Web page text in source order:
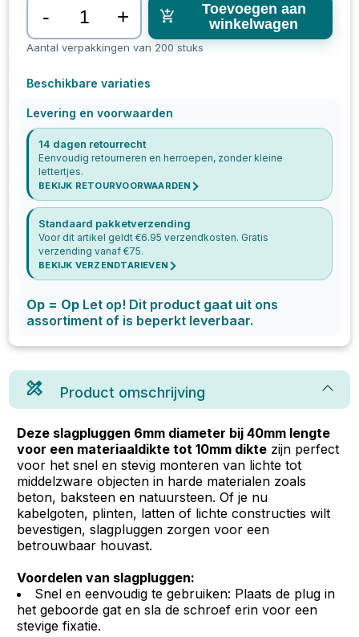
- +
Toevoegen aan
winkelwagen
Aantal verpakkingen van 200 stuks
Beschikbare variaties
Levering en voorwaarden
14 dagen retourrecht
Eenvoudig retourneren en herroepen, zonder kleine
lettertjes.
BEKIJK RETOURVOORWAARDEN
Standaard pakketverzending
Voor dit artikel geldt €6.95 verzendkosten. Gratis
verzending vanaf €75.
BEKIJK VERZENDTARIEVEN
Op = Op Let op! Dit product gaat uit ons
assortiment of is beperkt leverbaar.
Product omschrijving
Deze slagpluggen 6mm diameter bij 40mm lengte
voor een materiaaldikte tot 10mm dikte zijn perfect
voor het snel en stevig monteren van lichte tot
middelzware objecten in harde materialen zoals
beton, baksteen en natuursteen. Of je nu
kabelgoten, plinten, latten of lichte constructies wilt
bevestigen, slagpluggen zorgen voor een
betrouwbaar houvast.
Voordelen van slagpluggen:
Snel en eenvoudig te gebruiken: Plaats de plug in
het geboorde gat en sla de schroef erin voor een
stevige fixatie.